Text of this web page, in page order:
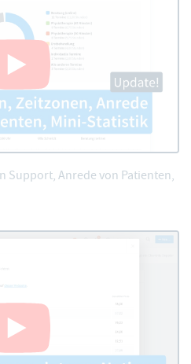
Support, Anrede von Patienten,